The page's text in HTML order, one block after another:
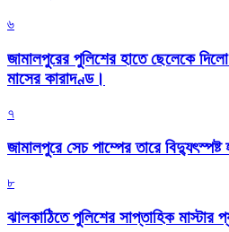
৬
জামালপুরের পুলিশের হাতে ছেলেকে
মাসের কারাদণ্ড।
৭
জামালপুরে সেচ পাম্পের তারে
৮
‎ঝালকাঠিতে পুলিশের সাপ্তাহিক মাস্টার